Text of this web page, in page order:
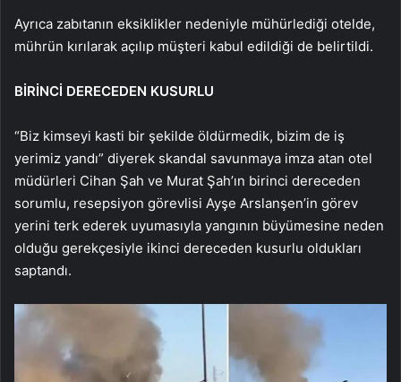
Ayrıca zabıtanın eksiklikler nedeniyle mühürlediği otelde,
mührün kırılarak açılıp müşteri kabul edildiği de belirtildi.
BİRİNCİ DERECEDEN KUSURLU
“Biz kimseyi kasti bir şekilde öldürmedik, bizim de iş
yerimiz yandı” diyerek skandal savunmaya imza atan otel
müdürleri Cihan Şah ve Murat Şah’ın birinci dereceden
sorumlu, resepsiyon görevlisi Ayşe Arslanşen’in görev
yerini terk ederek uyumasıyla yangının büyümesine neden
olduğu gerekçesiyle ikinci dereceden kusurlu oldukları
saptandı.